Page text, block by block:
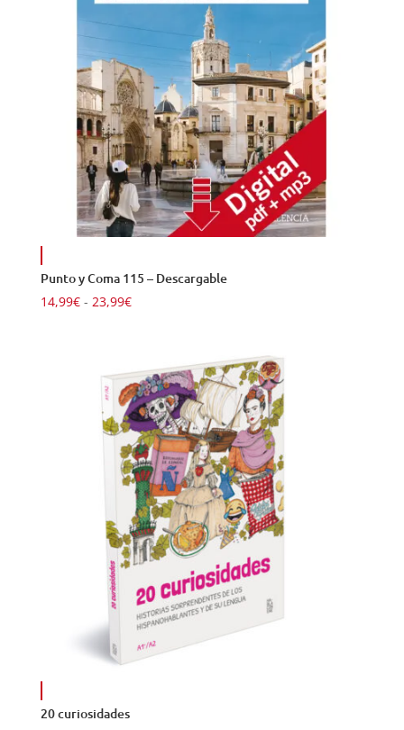
Punto y Coma 115 – Descargable
14,99€ - 23,99€Rango
14,99€
hasta
23,99€
20 curiosidades